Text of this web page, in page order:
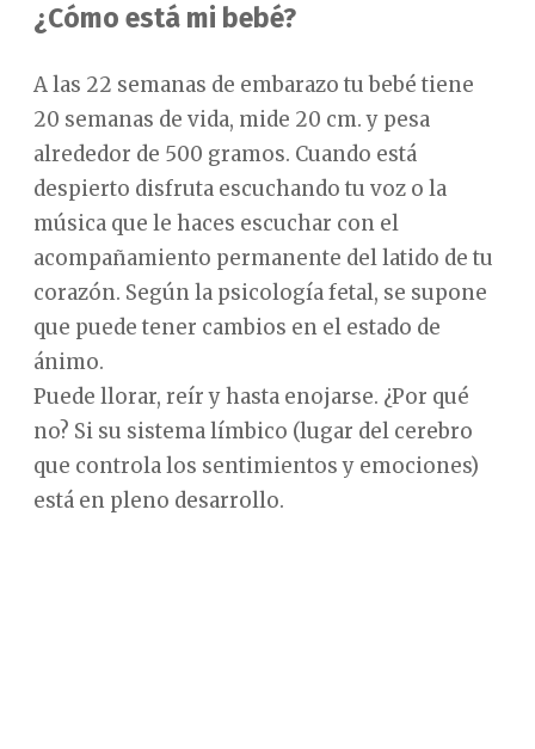
¿Cómo está mi bebé?
A las 22 semanas de embarazo tu bebé tiene
20 semanas de vida, mide 20 cm. y pesa
alrededor de 500 gramos. Cuando está
despierto disfruta escuchando tu voz o la
música que le haces escuchar con el
acompañamiento permanente del latido de tu
corazón. Según la psicología fetal, se supone
que puede tener cambios en el estado de
ánimo.
Puede llorar, reír y hasta enojarse. ¿Por qué
no? Si su sistema límbico (lugar del cerebro
que controla los sentimientos y emociones)
está en pleno desarrollo.